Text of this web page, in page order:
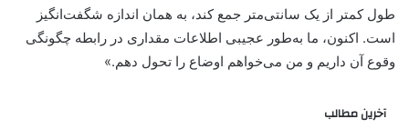
طول کمتر از یک سانتی‌متر جمع کند، به همان اندازه شگفت‌انگیز
است. اکنون، ما به‌طور عجیبی اطلاعات مقداری در رابطه چگونگی
وقوع آن داریم و من می‌خواهم اوضاع را تحول دهم.»
آخرین مطالب